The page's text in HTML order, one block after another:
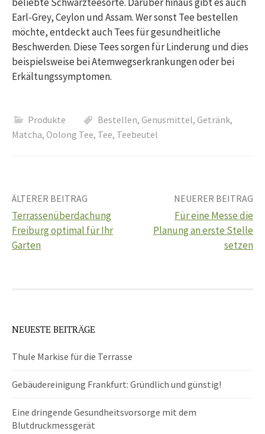
Earl-Grey, Ceylon und Assam. Wer sonst Tee bestellen
möchte, entdeckt auch Tees für gesundheitliche
Beschwerden. Diese Tees sorgen für Linderung und dies
beispielsweise bei Atemwegserkrankungen oder bei
Erkältungssymptomen.
Produkte Bestellen, Genusmittel, Getränk,
Matcha, Oolong Tee, Tee, Teebeutel
Beitrags-
Navigation
ÄLTERER BEITRAG
Terrassenüberdachung
Freiburg optimal für Ihr
Garten
NEUERER BEITRAG
Für eine Messe die
Planung an erste Stelle
setzen
NEUESTE BEITRÄGE
Thule Markise für die Terrasse
Gebäudereinigung Frankfurt: Gründlich und günstig!
Eine dringende Gesundheitsvorsorge mit dem
Blutdruckmessgerät